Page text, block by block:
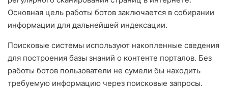
Основная цель работы ботов заключается в собирании
информации для дальнейшей индексации.
Поисковые системы используют накопленные сведения
для построения базы знаний о контенте порталов. Без
работы ботов пользователи не сумели бы находить
требуемую информацию через поисковые запросы.